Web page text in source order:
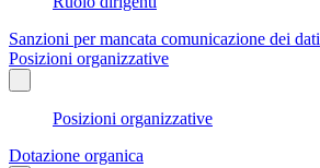
Sanzioni per mancata comunicazione dei dati
Posizioni organizzative
Posizioni organizzative
Dotazione organica